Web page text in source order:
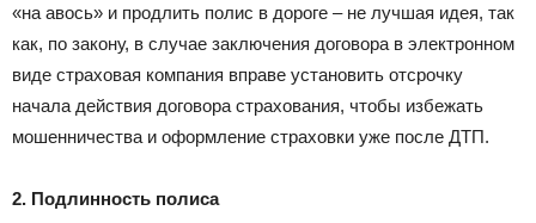
«на авось» и продлить полис в дороге – не лучшая идея, так
как, по закону, в случае заключения договора в электронном
виде страховая компания вправе установить отсрочку
начала действия договора страхования, чтобы избежать
мошенничества и оформление страховки уже после ДТП.
2. Подлинность полиса